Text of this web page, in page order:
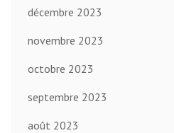
décembre 2023
novembre 2023
octobre 2023
septembre 2023
août 2023